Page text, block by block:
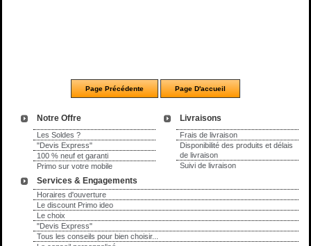
Notre Offre
Les Soldes ?
"Devis Express"
100 % neuf et garanti
Primo sur votre mobile
Livraisons
Frais de livraison
Disponibilité des produits et délais
de livraison
Suivi de livraison
Services & Engagements
Horaires d'ouverture
Le discount Primo ideo
Le choix
"Devis Express"
Tous les conseils pour bien choisir...